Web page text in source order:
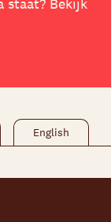
English